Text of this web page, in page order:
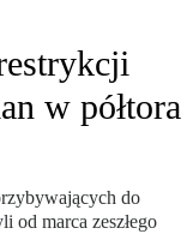
w półtora
do
od marca zeszłego